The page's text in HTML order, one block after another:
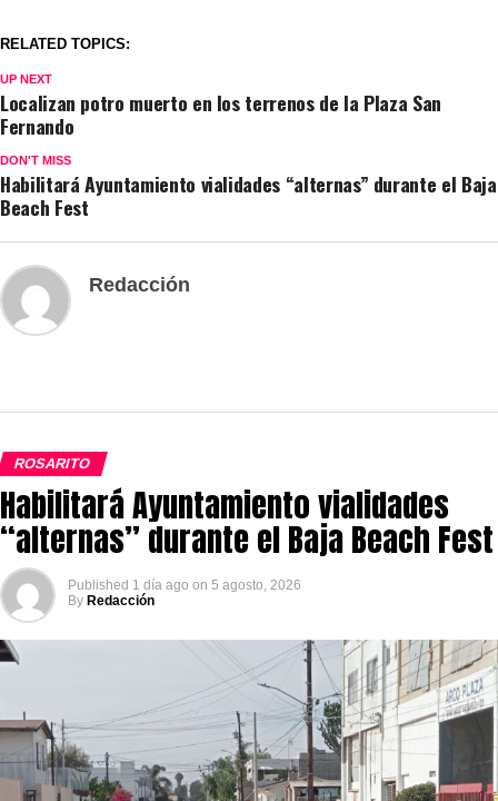
RELATED TOPICS:
UP NEXT
Localizan potro muerto en los terrenos de la Plaza San
Fernando
DON'T MISS
Habilitará Ayuntamiento vialidades “alternas” durante el Baja
Beach Fest
Redacción
ROSARITO
Habilitará Ayuntamiento vialidades
“alternas” durante el Baja Beach Fest
Published 1 día ago on 5 agosto, 2026
By Redacción